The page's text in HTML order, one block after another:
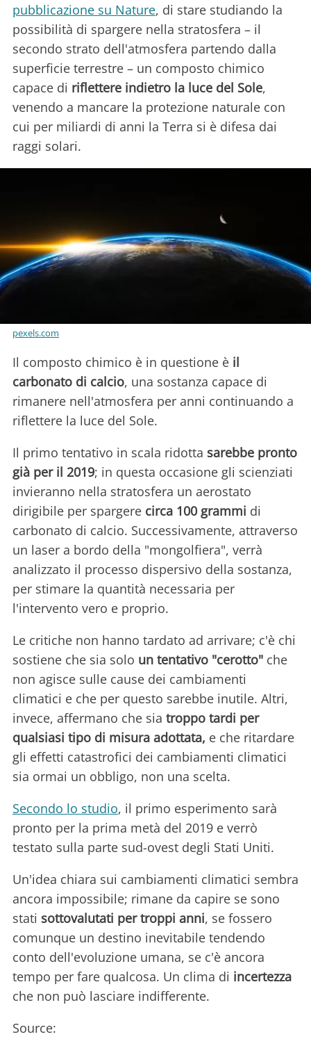
pubblicazione su Nature, di stare studiando la
possibilità di spargere nella stratosfera – il
secondo strato dell'atmosfera partendo dalla
superficie terrestre – un composto chimico
capace di riflettere indietro la luce del Sole,
venendo a mancare la protezione naturale con
cui per miliardi di anni la Terra si è difesa dai
raggi solari.
pexels.com
Il composto chimico è in questione è il
carbonato di calcio, una sostanza capace di
rimanere nell'atmosfera per anni continuando a
riflettere la luce del Sole.
Il primo tentativo in scala ridotta sarebbe pronto
già per il 2019; in questa occasione gli scienziati
invieranno nella stratosfera un aerostato
dirigibile per spargere circa 100 grammi di
carbonato di calcio. Successivamente, attraverso
un laser a bordo della "mongolfiera", verrà
analizzato il processo dispersivo della sostanza,
per stimare la quantità necessaria per
l'intervento vero e proprio.
Le critiche non hanno tardato ad arrivare; c'è chi
sostiene che sia solo un tentativo "cerotto" che
non agisce sulle cause dei cambiamenti
climatici e che per questo sarebbe inutile. Altri,
invece, affermano che sia troppo tardi per
qualsiasi tipo di misura adottata, e che ritardare
gli effetti catastrofici dei cambiamenti climatici
sia ormai un obbligo, non una scelta.
Secondo lo studio, il primo esperimento sarà
pronto per la prima metà del 2019 e verrò
testato sulla parte sud-ovest degli Stati Uniti.
Un'idea chiara sui cambiamenti climatici sembra
ancora impossibile; rimane da capire se sono
stati sottovalutati per troppi anni, se fossero
comunque un destino inevitabile tendendo
conto dell'evoluzione umana, se c'è ancora
tempo per fare qualcosa. Un clima di incertezza
che non può lasciare indifferente.
Source: